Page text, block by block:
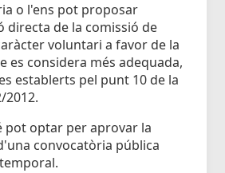
o l'ens pot proposar
directa de la comissió de
voluntari a favor de la
es considera més adequada,
establerts pel punt 10 de la
2012.
pot optar per aprovar la
convocatòria pública